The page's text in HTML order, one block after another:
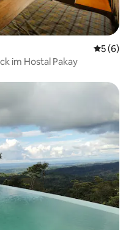
5 (6)
im Hostal Pakay